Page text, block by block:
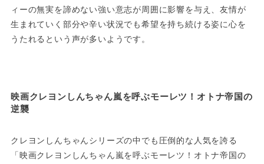
ィーの無実を諦めない強い意志が周囲に影響を与え、友情が
生まれていく部分や辛い状況でも希望を持ち続ける姿に心を
うたれるという声が多いようです。
映画クレヨンしんちゃん嵐を呼ぶモーレツ！オトナ帝国の
逆襲
クレヨンしんちゃんシリーズの中でも圧倒的な人気を誇る
「映画クレヨンしんちゃん嵐を呼ぶモーレツ！オトナ帝国の